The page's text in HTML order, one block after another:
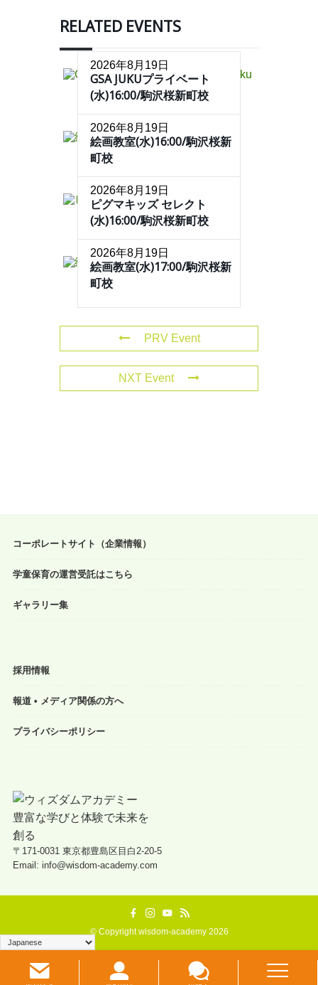
RELATED EVENTS
2026年8月19日
GSA JUKUプライベート
(水)16:00/駒沢桜新町校
2026年8月19日
絵画教室(水)16:00/駒沢桜新
町校
2026年8月19日
ピグマキッズ セレクト
(水)16:00/駒沢桜新町校
2026年8月19日
絵画教室(水)17:00/駒沢桜新
町校
PRV Event
NXT Event
コーポレートサイト（企業情報）
学童保育の運営受託はこちら
ギャラリー集
採用情報
報道 • メディア関係の方へ
プライバシーポリシー
〒171-0031 東京都豊島区目白2-20-5
Email: info@wisdom-academy.com
©Copyright wisdom-academy 2026